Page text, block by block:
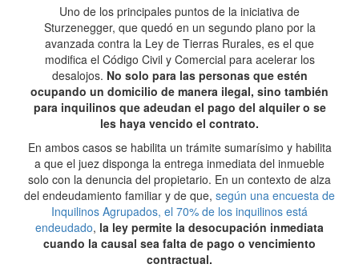
Uno de los principales puntos de la iniciativa de
Sturzenegger, que quedó en un segundo plano por la
avanzada contra la Ley de Tierras Rurales, es el que
modifica el Código Civil y Comercial para acelerar los
desalojos. No solo para las personas que estén
ocupando un domicilio de manera ilegal, sino también
para inquilinos que adeudan el pago del alquiler o se
les haya vencido el contrato.
En ambos casos se habilita un trámite sumarísimo y habilita
a que el juez disponga la entrega inmediata del inmueble
solo con la denuncia del propietario. En un contexto de alza
del endeudamiento familiar y de que, según una encuesta de
Inquilinos Agrupados, el 70% de los inquilinos está
endeudado, la ley permite la desocupación inmediata
cuando la causal sea falta de pago o vencimiento
contractual.